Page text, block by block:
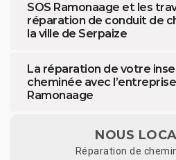
SOS Ramonaage et les
réparation de conduit de
la ville de Serpaize
La réparation de votre
cheminée avec
Ramonaage
NOUS
Réparation de